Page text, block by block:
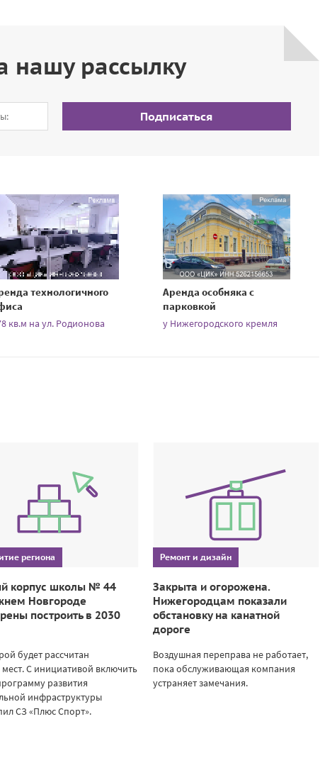
нашу рассылку
Подписаться
технологичного
кв.м на ул. Родионова
Аренда особняка с
парковкой
у Нижегородского кремля
региона
корпус школы № 44
Новгороде
построить в 2030
будет рассчитан
мест. С инициативой включить
развития
инфраструктуры
СЗ «Плюс Спорт».
Ремонт и дизайн
Закрыта и огорожена.
Нижегородцам показали
обстановку на канатной
дороге
Воздушная переправа не работает,
пока обслуживающая компания
устраняет замечания.